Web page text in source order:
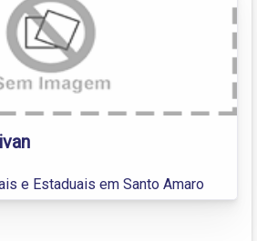
e Estaduais em Santo Amaro